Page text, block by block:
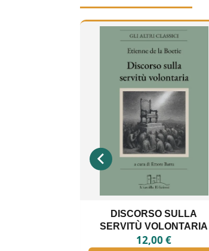
GLI INTERNATI LIBERI DI
FORINO
18,00€